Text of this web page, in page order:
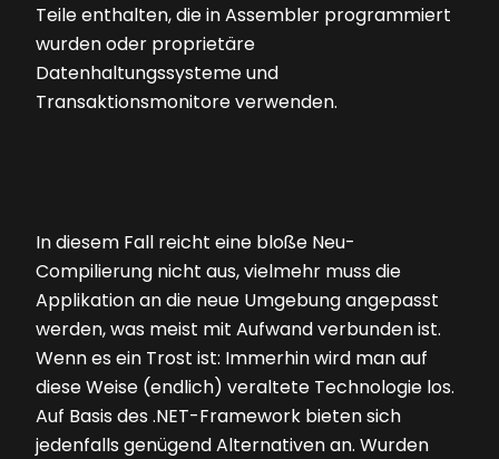
Teile enthalten, die in Assembler programmiert
wurden oder proprietäre
Datenhaltungssysteme und
Transaktionsmonitore verwenden.
In diesem Fall reicht eine bloße Neu-
Compilierung nicht aus, vielmehr muss die
Applikation an die neue Umgebung angepasst
werden, was meist mit Aufwand verbunden ist.
Wenn es ein Trost ist: Immerhin wird man auf
diese Weise (endlich) veraltete Technologie los.
Auf Basis des .NET-Framework bieten sich
jedenfalls genügend Alternativen an. Wurden